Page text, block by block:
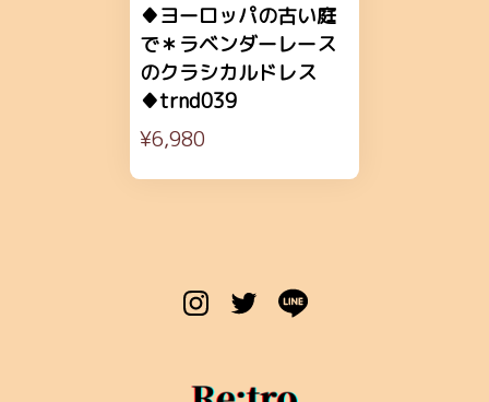
♦ヨーロッパの古い庭
で＊ラベンダーレース
のクラシカルドレス
♦trnd039
¥6,980